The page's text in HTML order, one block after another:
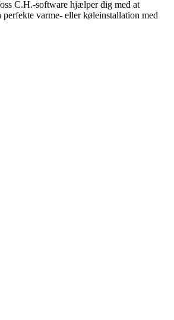
C.H.-software hjælper dig med at
perfekte varme- eller køleinstallation med